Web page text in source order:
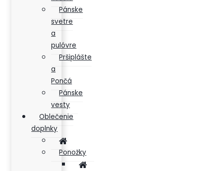
Pánske
svetre
a
pulóvre
Pršiplášte
a
Pončá
Pánske
vesty
Oblečenie
doplnky
Ponožky